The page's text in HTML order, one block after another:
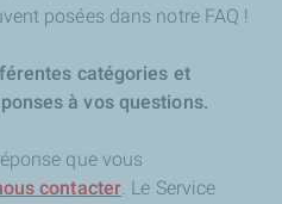
posées dans notre FAQ !
catégories et
à vos questions.
que vous
contacter. Le Service